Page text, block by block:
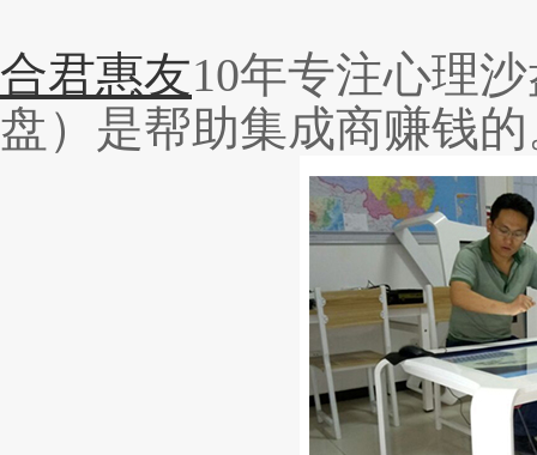
合君惠友10年专注心理
盘） 是帮助集成商赚钱